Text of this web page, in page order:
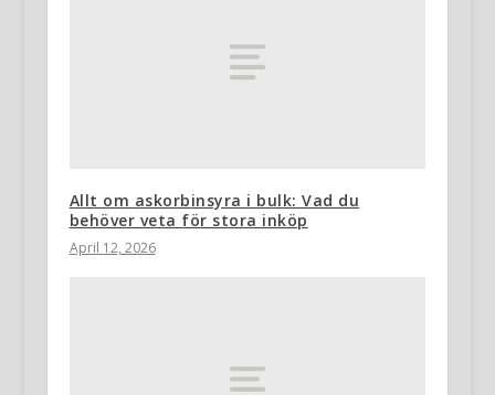
Allt om askorbinsyra i bulk: Vad du
behöver veta för stora inköp
April 12, 2026